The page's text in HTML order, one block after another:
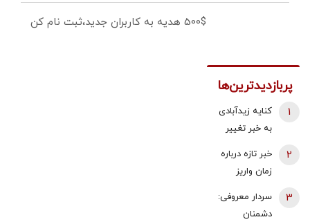
500$ هدیه به کاربران جدید،ثبت نام کن
پربازدیدترین‌ها
کنایه زیدآبادی
به خبر تغییر
عالی امنیت
ملی/ انگار
محمدباقر خرازی
خیلی هم از
1
خبر تازه درباره
زمان واریز
فروردین و
2
سردار معروفی:
دشمنان
3